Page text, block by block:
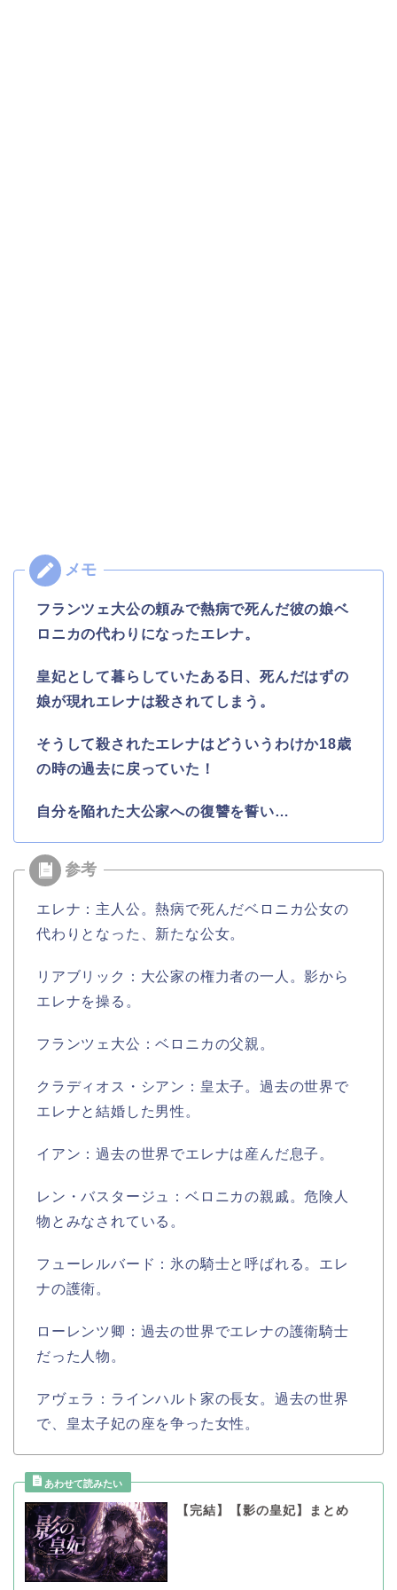
フランツェ大公の頼みで熱病で死んだ彼の娘ベ
ロニカの代わりになったエレナ。
皇妃として暮らしていたある日、死んだはずの
娘が現れエレナは殺されてしまう。
そうして殺されたエレナはどういうわけか18歳
の時の過去に戻っていた！
自分を陥れた大公家への復讐を誓い…
エレナ：主人公。熱病で死んだベロニカ公女の
代わりとなった、新たな公女。
リアブリック：大公家の権力者の一人。影から
エレナを操る。
フランツェ大公：ベロニカの父親。
クラディオス・シアン：皇太子。過去の世界で
エレナと結婚した男性。
イアン：過去の世界でエレナは産んだ息子。
レン・バスタージュ：ベロニカの親戚。危険人
物とみなされている。
フューレルバード：氷の騎士と呼ばれる。エレ
ナの護衛。
ローレンツ卿：過去の世界でエレナの護衛騎士
だった人物。
アヴェラ：ラインハルト家の長女。過去の世界
で、皇太子妃の座を争った女性。
【完結】【影の皇妃】まとめ